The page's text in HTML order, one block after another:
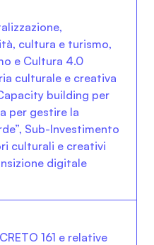
cultura e turismo,
e Cultura 4.0
culturale e creativa
building per
per gestire la
Sub-Investimento
culturali e creativi
digitale
161 e relative